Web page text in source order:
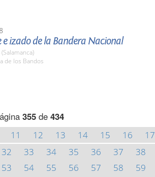
izado de la Bandera Nacional
de los Bandos
355de 434
11 12 13 14 15 16 17
32 33 34 35 36 37 38
53 54 55 56 57 58 59